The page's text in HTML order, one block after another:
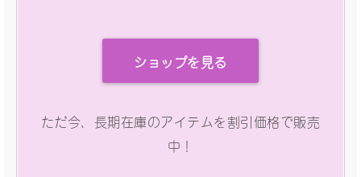
ショップを見る
ただ今、長期在庫のアイテムを割引価格で販売
中！